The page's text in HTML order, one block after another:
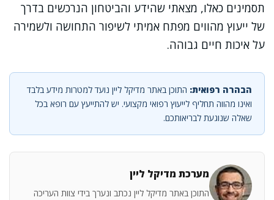
תסמינים כאלו, מצאתי שהידע והביטחון הנרכשים בדרך
של ייעוץ מהווים מפתח אמיתי לשיפור התחושה ולשמירה
על איכות חיים גבוהה.
הבהרה רפואית: התוכן באתר מדיקל ליין נועד למטרות מידע בלבד
ואינו מהווה תחליף לייעוץ רפואי מקצועי. יש להתייעץ עם רופא בכל
שאלה שנוגעת לבריאותכם.
מערכת מדיקל ליין
התוכן באתר מדיקל ליין נכתב ונערך בידי צוות העריכה